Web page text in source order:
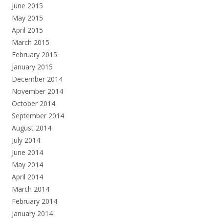
June 2015
May 2015
April 2015
March 2015
February 2015
January 2015
December 2014
November 2014
October 2014
September 2014
August 2014
July 2014
June 2014
May 2014
April 2014
March 2014
February 2014
January 2014